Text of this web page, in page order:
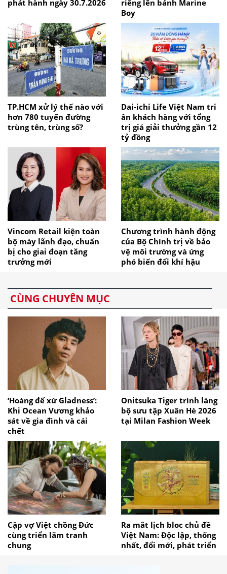
phát hành ngày 30.7.2026
riêng lên bánh Marine
Boy
TP.HCM xử lý thế nào với
hơn 780 tuyến đường
trùng tên, trùng số?
Dai-ichi Life Việt Nam tri
ân khách hàng với tổng
trị giá giải thưởng gần 12
tỷ đồng
Vincom Retail kiện toàn
bộ máy lãnh đạo, chuẩn
bị cho giai đoạn tăng
trưởng mới
Chương trình hành động
của Bộ Chính trị về bảo
vệ môi trường và ứng
phó biến đổi khí hậu
CÙNG CHUYÊN MỤC
‘Hoàng đế xứ Gladness’:
Khi Ocean Vương khảo
sát về gia đình và cái
chết
Onitsuka Tiger trình làng
bộ sưu tập Xuân Hè 2026
tại Milan Fashion Week
Cặp vợ Việt chồng Đức
cùng triển lãm tranh
chung
Ra mắt lịch bloc chủ đề
Việt Nam: Độc lập, thống
nhất, đổi mới, phát triển